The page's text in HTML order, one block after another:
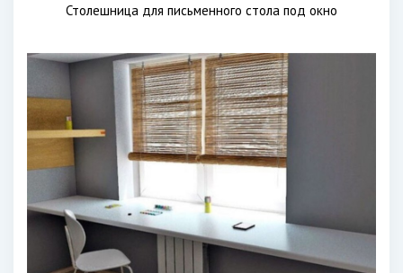
Столешница для письменного стола под окно